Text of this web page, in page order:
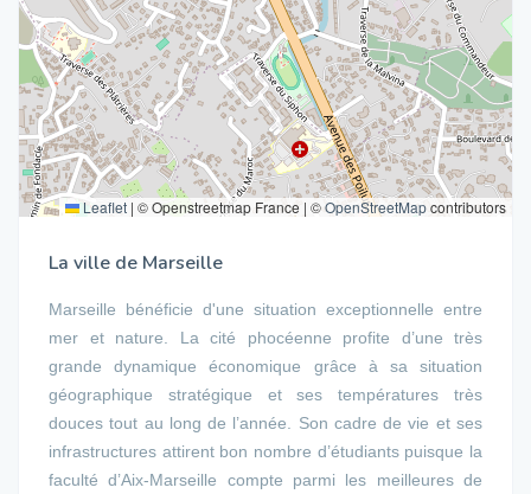
Leaflet | © Openstreetmap France | ©OpenStreetMapcontributors
La ville de Marseille
Marseille bénéficie d'une situation exceptionnelle entre
mer et nature. La cité phocéenne profite d’une très
grande dynamique économique grâce à sa situation
géographique stratégique et ses températures très
douces tout au long de l’année. Son cadre de vie et ses
infrastructures attirent bon nombre d’étudiants puisque la
faculté d’Aix-Marseille compte parmi les meilleures de